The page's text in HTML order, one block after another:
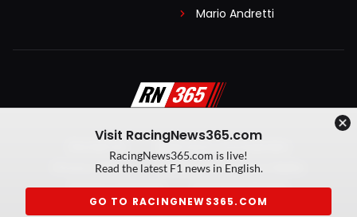
Mario Andretti
Algemene voorwaarden
Privacy Policy
Created by On Your Marks
Privacy manager
Kansspeluitingen
Visit RacingNews365.com
RacingNews365.com is live!
Read the latest F1 news in English.
GO TO RACINGNEWS365.COM